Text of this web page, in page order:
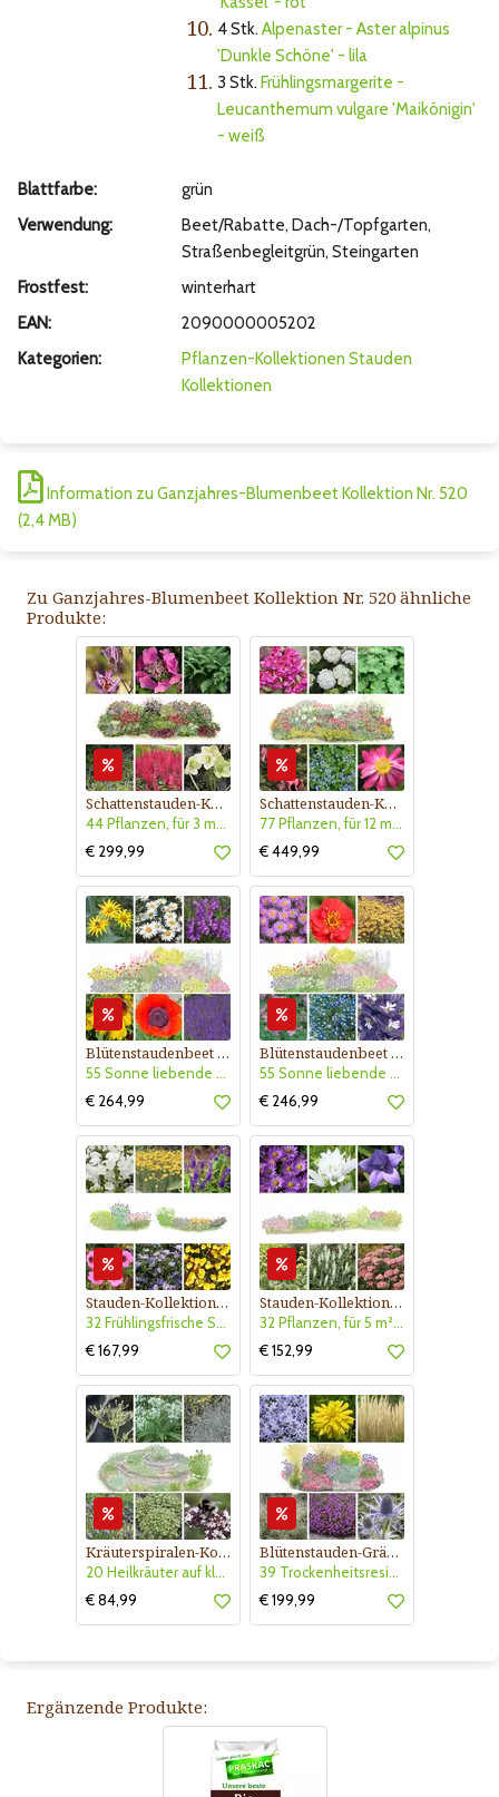
10. 4 Stk. Alpenaster - Aster alpinus
'Dunkle Schöne' - lila
11. 3 Stk. Frühlingsmargerite -
Leucanthemum vulgare 'Maikönigin'
- weiß
Blattfarbe:
grün
Verwendung:
Beet/Rabatte, Dach-/Topfgarten,
Straßenbegleitgrün, Steingarten
Frostfest:
winterhart
EAN:
2090000005202
Kategorien:
Pflanzen-Kollektionen Stauden
Kollektionen
Information zu Ganzjahres-Blumenbeet Kollektion Nr. 520
(2,4 MB)
Zu Ganzjahres-Blumenbeet Kollektion Nr. 520 ähnliche
Produkte:
Schattenstauden-Kollektion Nr. 620
44 Pflanzen, für 3 m² Blumenbeet, halbschattig - schattig
€ 299,99
Schattenstauden-Kollektion Nr. 630
77 Pflanzen, für 12 m² Blumenbeet, halbschattig - schattig
€ 449,99
Blütenstaudenbeet Kollektion Nr. 504
55 Sonne liebende Stauden für 6 m² Beet mit Pflanzplan
€ 264,99
Blütenstaudenbeet Kollektion Nr. 505
55 Sonne liebende Blütenstauden - 5m² Beet mit Pflanzplan
€ 246,99
Stauden-Kollektion Nr. 530
32 Frühlingsfrische Stauden für 5 m² Sonnenbeet oder 10 lfm Vorpflanzung
€ 167,99
Stauden-Kollektion Nr. 529
32 Pflanzen, für 5 m² Blumenbeet oder 10 lfm Vorpflanzung
€ 152,99
Kräuterspiralen-Kollektion Nr. 540
20 Heilkräuter auf kleinsten Raum für 2-3 m Durchmesser
€ 84,99
Blütenstauden-Gräser-Kollektion Nr. 550
39 Trockenheitsresistente Pflanzen für 4,5 m² sonniges Blumenbeet
€ 199,99
Ergänzende Produkte: